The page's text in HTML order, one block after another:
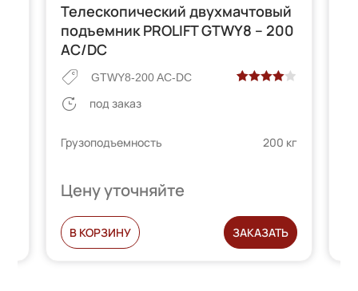
Телескопический двухмачтовый
подъемник PROLIFT GTWY8 – 200
AC/DC
GTWY8-200 AC-DC
опроса
под заказ
Грузоподъемность 200 кг
Цену уточняйте
В КОРЗИНУ ЗАКАЗАТЬ